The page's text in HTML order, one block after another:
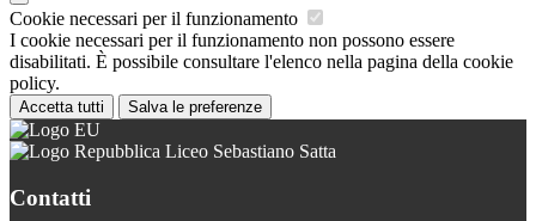
Cookie necessari per il funzionamento
I cookie necessari per il funzionamento non possono essere
disabilitati. È possibile consultare l'elenco nella pagina della cookie
policy.
Accetta tutti Salva le preferenze
Liceo Sebastiano Satta
Contatti